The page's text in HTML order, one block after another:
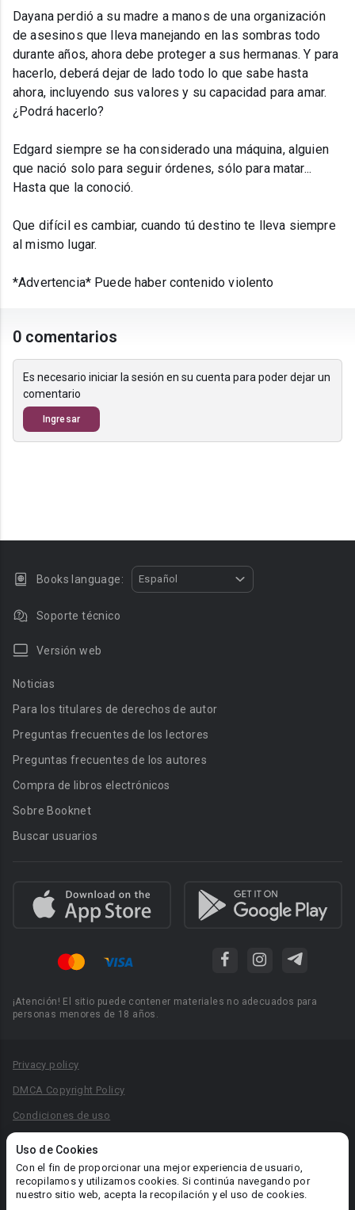
Dayana perdió a su madre a manos de una organización
de asesinos que lleva manejando en las sombras todo
durante años, ahora debe proteger a sus hermanas. Y para
hacerlo, deberá dejar de lado todo lo que sabe hasta
ahora, incluyendo sus valores y su capacidad para amar.
¿Podrá hacerlo?
Edgard siempre se ha considerado una máquina, alguien
que nació solo para seguir órdenes, sólo para matar...
Hasta que la conoció.
Que difícil es cambiar, cuando tú destino te lleva siempre
al mismo lugar.
*Advertencia* Puede haber contenido violento
0 comentarios
Es necesario iniciar la sesión en su cuenta para poder dejar un
comentario
Ingresar
Uso de Cookies
Con el fin de proporcionar una mejor experiencia de usuario,
recopilamos y utilizamos cookies. Si continúa navegando por
nuestro sitio web, acepta la recopilación y el uso de cookies.
Books language: Español
Soporte técnico
Versión web
Noticias
Para los titulares de derechos de autor
Preguntas frecuentes de los lectores
Preguntas frecuentes de los autores
Compra de libros electrónicos
Sobre Booknet
Buscar usuarios
¡Atención! El sitio puede contener materiales no adecuados para
personas menores de 18 años.
Privacy policy
DMCA Copyright Policy
Condiciones de uso
Reglas para la publicación de libros
Área RR.PP.: pr@booknet.com